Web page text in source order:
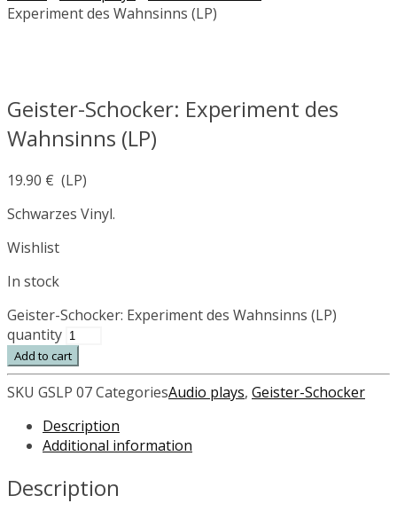
Experiment des Wahnsinns (LP)
Geister-Schocker: Experiment des
Wahnsinns (LP)
19.90 € (LP)
Schwarzes Vinyl.
Wishlist
In stock
Geister-Schocker: Experiment des Wahnsinns (LP)
quantity
Add to cart
SKU GSLP 07CategoriesAudio plays, Geister-Schocker
Description
Additional information
Description